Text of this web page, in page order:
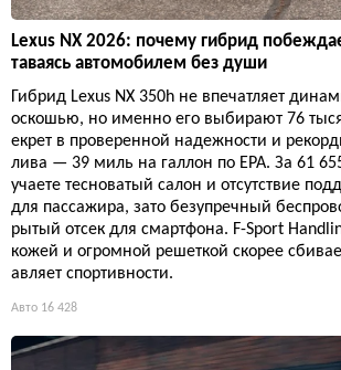
Lexus NX 2026: почему гибрид
таваясь автомобилем без души
Гибрид Lexus NX 350h не впечатляет
оскошью, но именно его выбирают 76
екрет в проверенной надежности и
лива — 39 миль на галлон по EPA. За 61
учаете тесноватый салон и отсутствие
для пассажира, зато безупречный
рытый отсек для смартфона. F-Sport
кожей и огромной решеткой скорее
авляет спортивности.
Авто 16 428